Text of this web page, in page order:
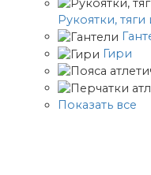
Рукоятки,
Гири
Показать все